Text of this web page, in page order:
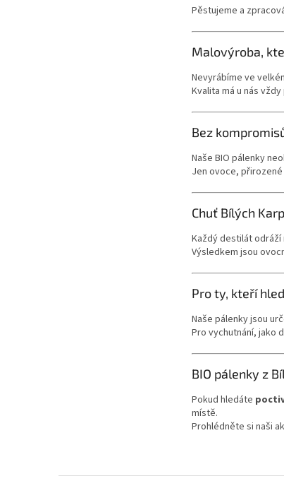
Pěstujeme a
Malovýroba,
Nevyrábíme ve
Kvalita má u nás
Bez
Naše BIO pálenky
Jen ovoce,
Chuť Bílých
Každý destilát odráží
Výsledkem jsou
Pro ty, kteří
Naše pálenky jsou
Pro vychutnání, jako
BIO pálenky z
Pokud hledáte
místě.
Prohlédněte si naši